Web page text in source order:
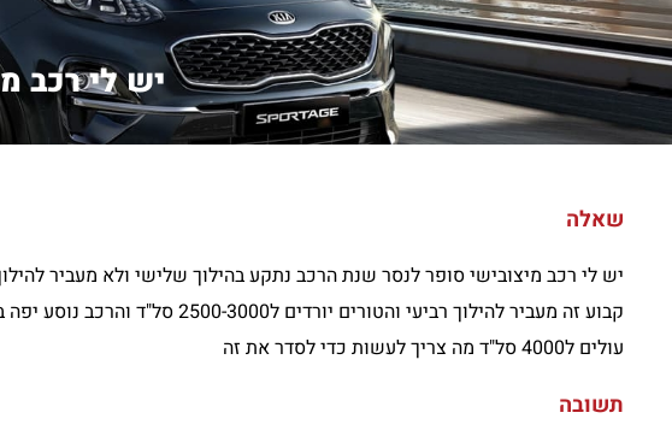
יש לי רכב
שאלה
יש לי רכב מיצובישי סופר לנסר שנת הרכב נתקע בהילוך שלישי ולא מעביר
קבוע זה מעביר להילוך רביעי
עולים ל4000 סל"ד מה צריך לעשות כדי לסדר את זה
תשובה